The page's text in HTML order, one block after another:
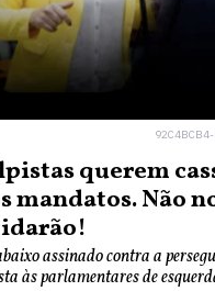
querem
mandatos. Não
assinado contra a
às parlamentares de